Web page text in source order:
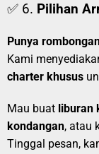
✅ 6. Pilihan
Punya
Kami
charter khusus
Mau buat liburan
kondangan, atau
Tinggal pesan,